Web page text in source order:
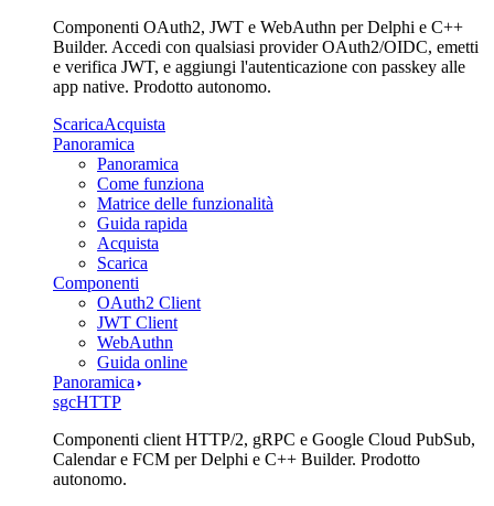
Componenti OAuth2, JWT e WebAuthn per Delphi e C++
Builder. Accedi con qualsiasi provider OAuth2/OIDC, emetti
e verifica JWT, e aggiungi l'autenticazione con passkey alle
app native. Prodotto autonomo.
ScaricaAcquista
Panoramica
Panoramica
Come funziona
Matrice delle funzionalità
Guida rapida
Acquista
Scarica
Componenti
OAuth2 Client
JWT Client
WebAuthn
Guida online
Panoramica
sgcHTTP
Componenti client HTTP/2, gRPC e Google Cloud PubSub,
Calendar e FCM per Delphi e C++ Builder. Prodotto
autonomo.